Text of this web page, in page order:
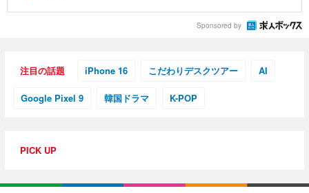
Sponsored by
注目の話題 iPhone 16 こだわりデスクツアー AI
Google Pixel 9 韓国ドラマ K-POP
PICK UP